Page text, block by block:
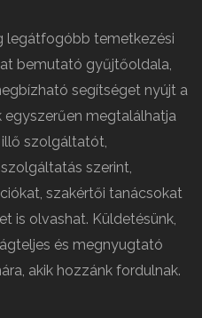
legátfogóbb temetkezési
bemutató gyűjtőoldala,
segítséget nyújt a
egyszerűen megtalálhatja
illő szolgáltatót,
szerint,
szakértői tanácsokat
is olvashat. Küldetésünk,
és megnyugtató
akik hozzánk fordulnak.